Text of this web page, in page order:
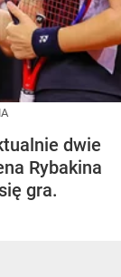
dwie
Rybakina
gra.